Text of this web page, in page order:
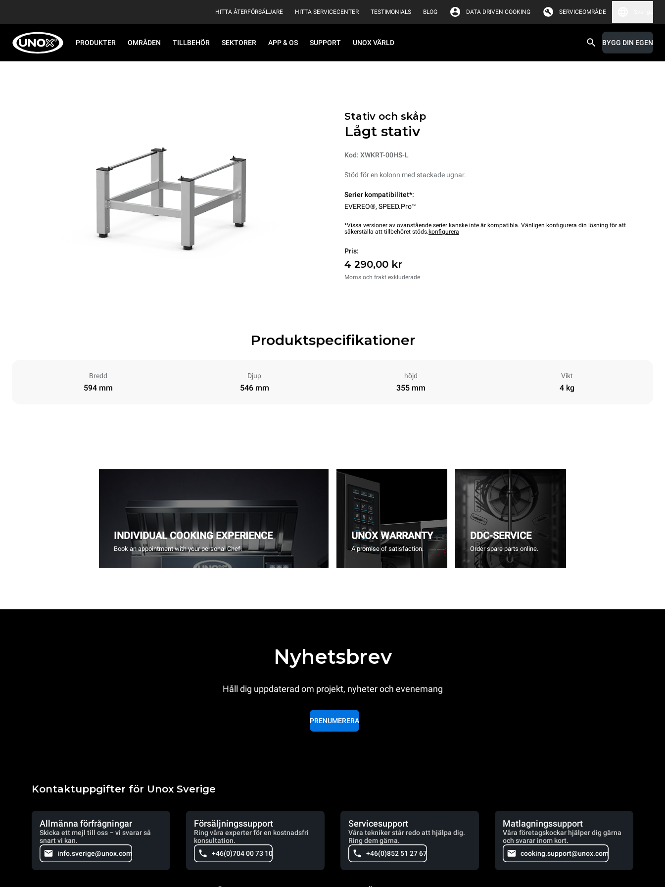
HITTA ÅTERFÖRSÄLJARE HITTA SERVICECENTER TESTIMONIALS BLOG DATA DRIVEN COOKING SERVICEOMRÅDE
PRODUKTER OMRÅDEN TILLBEHÖR SEKTORER APP & OS SUPPORT UNOX VÄRLD BYGG DIN EGEN
Stativ och skåp
Lågt stativ
Kod: XWKRT-00HS-L
Stöd för en kolonn med stackade ugnar.
Serier kompatibilitet*:
EVEREO®, SPEED.Pro™
*Vissa versioner av ovanstående serier kanske inte är kompatibla. Vänligen konfigurera din lösning för att
säkerställa att tillbehöret stöds. konfigurera
Pris:
4 290,00 kr
Moms och frakt exkluderade
Produktspecifikationer
Bredd
594 mm
Djup
546 mm
höjd
355 mm
Vikt
4 kg
INDIVIDUAL COOKING EXPERIENCE
Book an appointment with your personal Chef.
UNOX WARRANTY
A promise of satisfaction.
DDC-SERVICE
Order spare parts online.
Nyhetsbrev
Håll dig uppdaterad om projekt, nyheter och evenemang
PRENUMERERA
Kontaktuppgifter för Unox Sverige
Allmänna förfrågningar
Skicka ett mejl till oss – vi svarar så
snart vi kan.
info.sverige@unox.com
Försäljningssupport
Ring våra experter för en kostnadsfri
konsultation.
+46(0)704 00 73 10
Servicesupport
Våra tekniker står redo att hjälpa dig.
Ring dem gärna.
+46(0)852 51 27 67
Matlagningssupport
Våra företagskockar hjälper dig gärna
och svarar inom kort.
cooking.support@unox.com